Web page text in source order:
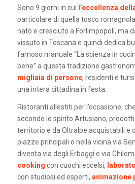
Sono 9 giorni in cui l’eccellenza
particolare di quella tosco
nato e cresciuto a Forlimpopoli, ma
vissuto in Toscana e quindi dedica
famoso manuale “La scienza in
bene” a questa tradizione
migliaia di persone, residenti e
una intera cittadina in festa.
Ristoranti allestiti per l’occasione,
secondo lo spirito Artusiano,
territorio e da Oltralpe acquistabili e
piazze principali o nella vicina via
diventa via degli Erbaggi e via
cooking con cuochi eccelsi,
con studiosi ed esperti, animazione